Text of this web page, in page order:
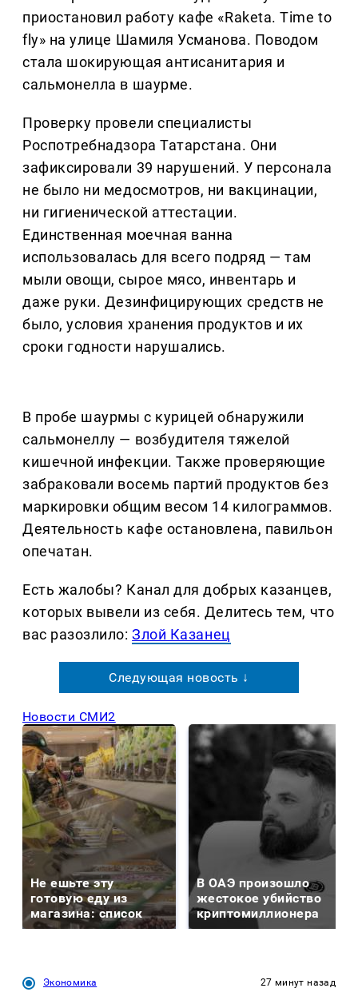
приостановил работу кафе «Raketa. Time to
fly» на улице Шамиля Усманова. Поводом
стала шокирующая антисанитария и
сальмонелла в шаурме.
Проверку провели специалисты
Роспотребнадзора Татарстана. Они
зафиксировали 39 нарушений. У персонала
не было ни медосмотров, ни вакцинации,
ни гигиенической аттестации.
Единственная моечная ванна
использовалась для всего подряд — там
мыли овощи, сырое мясо, инвентарь и
даже руки. Дезинфицирующих средств не
было, условия хранения продуктов и их
сроки годности нарушались.
В пробе шаурмы с курицей обнаружили
сальмонеллу — возбудителя тяжелой
кишечной инфекции. Также проверяющие
забраковали восемь партий продуктов без
маркировки общим весом 14 килограммов.
Деятельность кафе остановлена, павильон
опечатан.
Есть жалобы? Канал для добрых казанцев,
которых вывели из себя. Делитеcь тем, что
вас разозлило:Злой Казанец
Следующая новость ↓
Новости СМИ2
Не ешьте эту
готовую еду из
магазина: список
В ОАЭ произошло
жестокое убийство
криптомиллионера
Экономика 27 минут назад